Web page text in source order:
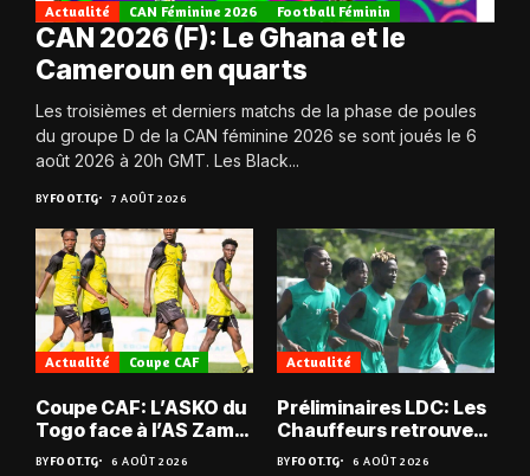
Actualité CAN Féminine 2026 Football Féminin
CAN 2026 (F): Le Ghana et le
Cameroun en quarts
Les troisièmes et derniers matchs de la phase de poules
du groupe D de la CAN féminine 2026 se sont joués le 6
août 2026 à 20h GMT. Les Black...
BYFOOT.TG 7 AOÛT 2026
Actualité Coupe CAF
Coupe CAF: L’ASKO du
Togo face à l’AS Zam
du Niger
BYFOOT.TG 6 AOÛT 2026
Actualité
Préliminaires LDC: Les
Chauffeurs retrouvent
les Mimos
BYFOOT.TG 6 AOÛT 2026